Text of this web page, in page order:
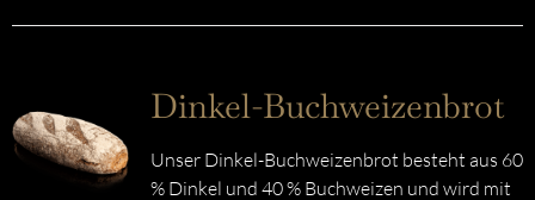
Dinkel-Buchweizenbrot
Unser Dinkel-Buchweizenbrot besteht aus 60
% Dinkel und 40 % Buchweizen und wird mit